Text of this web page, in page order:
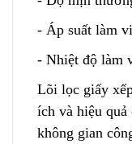
- Áp suất làm
- Nhiệt độ làm
Lõi lọc giấy
ích và hiệu quả
không gian